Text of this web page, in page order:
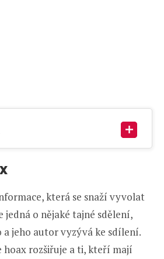
která se snaží vyvolat
jedná o nějaké tajné sdělení,
jeho autor vyzývá ke sdílení.
hoax rozšiřuje a ti, kteří mají